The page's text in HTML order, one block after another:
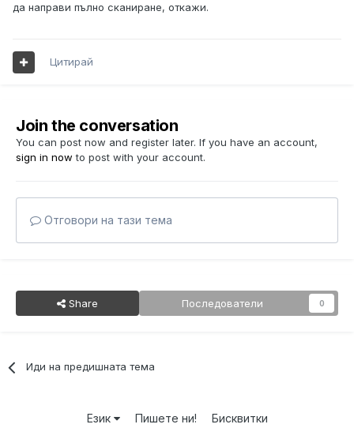
да направи пълно сканиране, откажи.
Цитирай
Join the conversation
You can post now and register later. If you have an account,
sign in now to post with your account.
Отговори на тази тема
Share Последователи 0
Иди на предишната тема
Език Пишете ни! Бисквитки